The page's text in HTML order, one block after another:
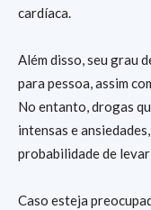
cardíaca.
Além disso, seu grau
para pessoa, assim
No entanto, drogas
intensas e
probabilidade de
Caso esteja